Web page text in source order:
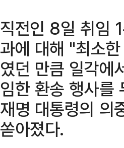
직전인 8일 취임
과에 대해 "최소
였던 만큼 일각에
임한 환송 행사를
재명 대통령의 의
쏟아졌다.